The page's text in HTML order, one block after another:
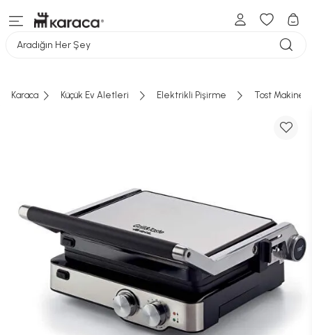
Aradığın Her Şey
Karaca Küçük Ev Aletleri Elektrikli Pişirme Tost Makinesi